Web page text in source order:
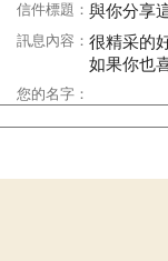
信件標題： 與你分享
訊息內容： 很精采的
如果你也
您的名字：